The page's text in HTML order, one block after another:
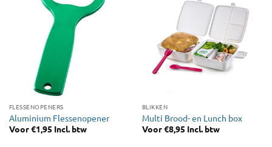
FLESSENOPENERS
Aluminium Flessenopener
Voor€1,95 Incl. btw
BLIKKEN
Multi Brood- en Lunch box
Voor€8,95 Incl. btw